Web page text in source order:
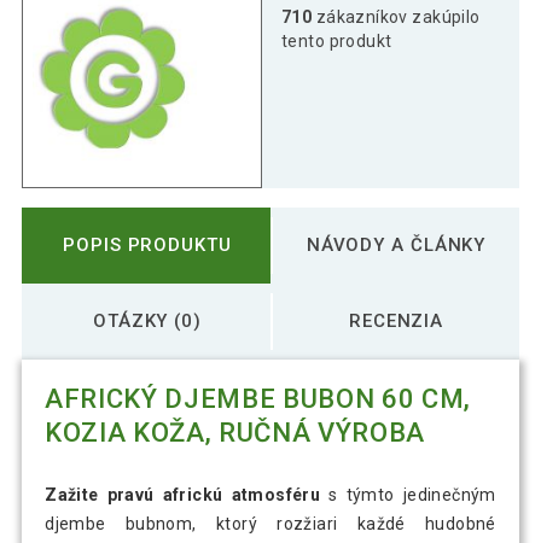
710 zákazníkov zakúpilo
tento produkt
POPIS PRODUKTU NÁVODY A ČLÁNKY
OTÁZKY (0) RECENZIA
AFRICKÝ DJEMBE BUBON 60 CM,
KOZIA KOŽA, RUČNÁ VÝROBA
Zažite pravú africkú atmosféru s týmto jedinečným
djembe bubnom, ktorý rozžiari každé hudobné